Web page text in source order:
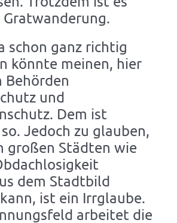
schon ganz richtig
könnte meinen, hier
Behörden
und
Dem ist
Jedoch zu glauben,
großen Städten wie
dem Stadtbild
ist ein Irrglaube.
arbeitet die